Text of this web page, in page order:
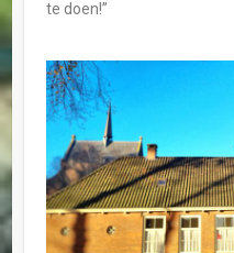
te doen!”